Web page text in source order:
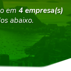
em 4 empresa(s)
abaixo.